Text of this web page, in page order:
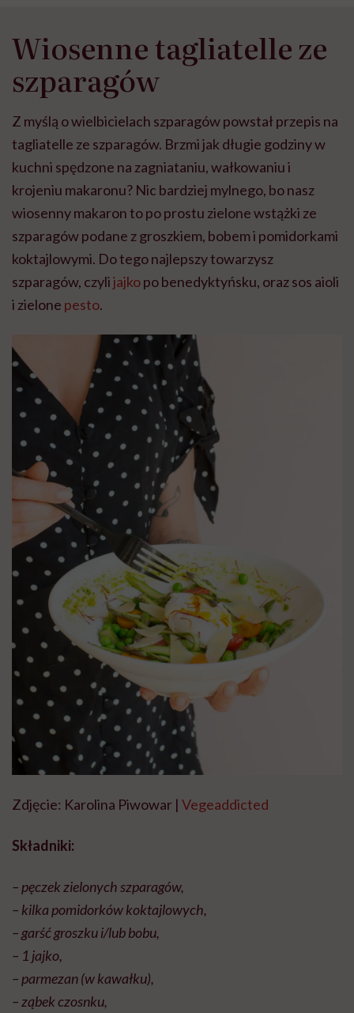
Wiosenne tagliatelle ze
szparagów
Z myślą o wielbicielach szparagów powstał przepis na
tagliatelle ze szparagów. Brzmi jak długie godziny w
kuchni spędzone na zagniataniu, wałkowaniu i
krojeniu makaronu? Nic bardziej mylnego, bo nasz
wiosenny makaron to po prostu zielone wstążki ze
szparagów podane z groszkiem, bobem i pomidorkami
koktajlowymi. Do tego najlepszy towarzysz
szparagów, czylijajkopo benedyktyńsku, oraz sos aioli
i zielone pesto.
Zdjęcie: Karolina Piwowar | Vegeaddicted
Składniki:
– pęczek zielonych szparagów,
– kilka pomidorków koktajlowych,
– garść groszku i/lub bobu,
– 1 jajko,
– parmezan (w kawałku),
– ząbek czosnku,